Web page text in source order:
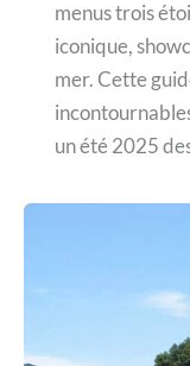
menus trois
iconique,
mer. Cette
un été 2025